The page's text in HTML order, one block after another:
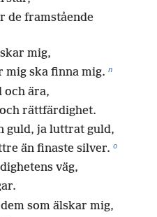
de framstående
mig,
mig ska finna mig. n
och ära,
och rättfärdighet.
guld, ja luttrat guld,
än finaste silver. o
väg,
som älskar mig,